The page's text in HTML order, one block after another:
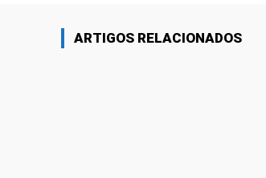
ARTIGOS RELACIONADOS